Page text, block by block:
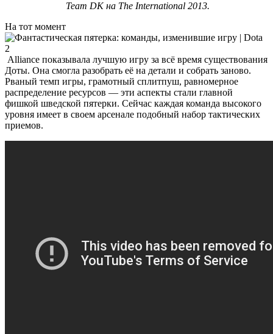
Team DK на The International 2013.
На тот момент
Alliance показывала лучшую игру за всё время существования
Доты. Она смогла разобрать её на детали и собрать заново.
Рваный темп игры, грамотный сплитпуш, равномерное
распределение ресурсов — эти аспекты стали главной
фишкой шведской пятерки. Сейчас каждая команда высокого
уровня имеет в своем арсенале подобный набор тактических
приемов.